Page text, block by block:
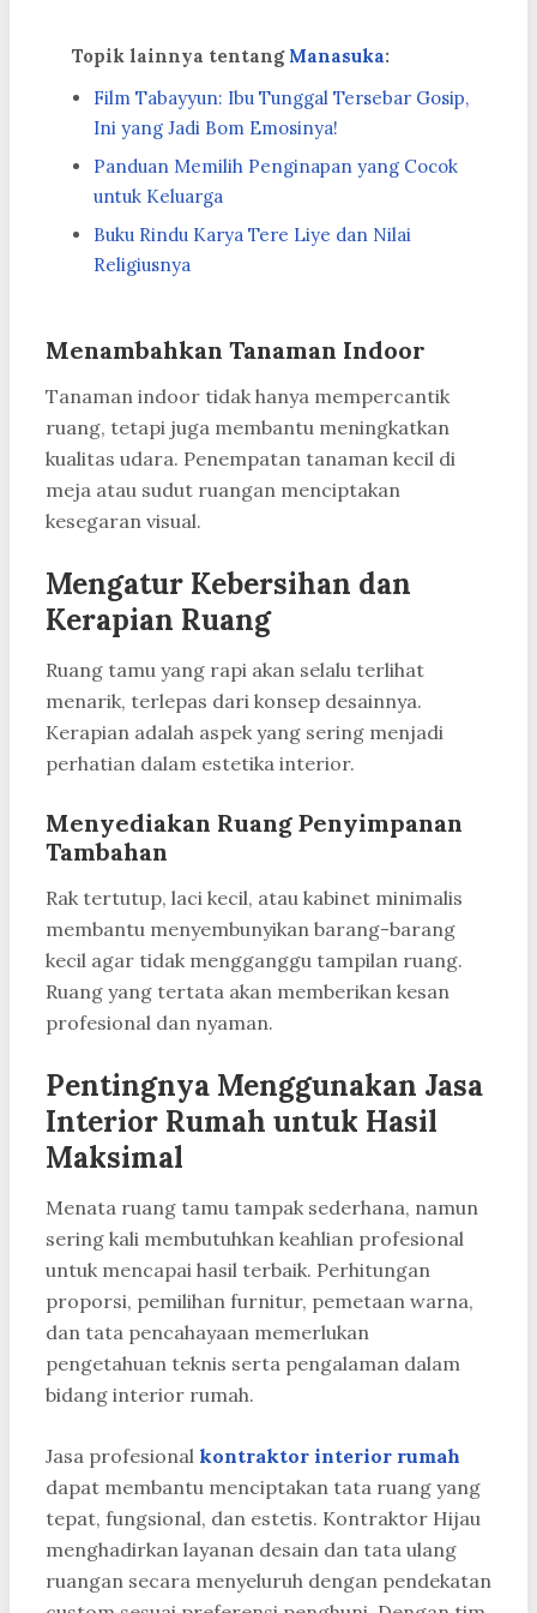
Topik lainnya tentang Manasuka:
Film Tabayyun: Ibu Tunggal Tersebar Gosip,
Ini yang Jadi Bom Emosinya!
Panduan Memilih Penginapan yang Cocok
untuk Keluarga
Buku Rindu Karya Tere Liye dan Nilai
Religiusnya
Menambahkan Tanaman Indoor
Tanaman indoor tidak hanya mempercantik
ruang, tetapi juga membantu meningkatkan
kualitas udara. Penempatan tanaman kecil di
meja atau sudut ruangan menciptakan
kesegaran visual.
Mengatur Kebersihan dan
Kerapian Ruang
Ruang tamu yang rapi akan selalu terlihat
menarik, terlepas dari konsep desainnya.
Kerapian adalah aspek yang sering menjadi
perhatian dalam estetika interior.
Menyediakan Ruang Penyimpanan
Tambahan
Rak tertutup, laci kecil, atau kabinet minimalis
membantu menyembunyikan barang-barang
kecil agar tidak mengganggu tampilan ruang.
Ruang yang tertata akan memberikan kesan
profesional dan nyaman.
Pentingnya Menggunakan Jasa
Interior Rumah untuk Hasil
Maksimal
Menata ruang tamu tampak sederhana, namun
sering kali membutuhkan keahlian profesional
untuk mencapai hasil terbaik. Perhitungan
proporsi, pemilihan furnitur, pemetaan warna,
dan tata pencahayaan memerlukan
pengetahuan teknis serta pengalaman dalam
bidang interior rumah.
Jasa profesional kontraktor interior rumah
dapat membantu menciptakan tata ruang yang
tepat, fungsional, dan estetis. Kontraktor Hijau
menghadirkan layanan desain dan tata ulang
ruangan secara menyeluruh dengan pendekatan